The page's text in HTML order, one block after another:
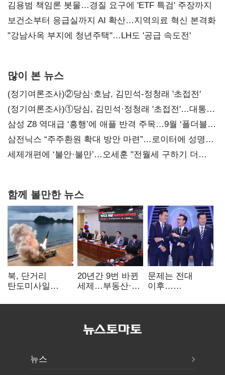
김용범 책임론 봇물…경질 요구에 'ETF 특검' 주장까지
보건소부터 응급실까지 AI 확산…지역의료 혁신 본격화
"강남사옥 부지에 청년주택"…LH도 '공급 속도전'
많이 본 뉴스
(정기여론조사)②당심·호남, 김민석-정청래 '초접전'
(정기여론조사)①당심, 김민석·정청래 '초접전'…대통령
지지도 '50% 아래로'(종합)
삼성 Z8 역대급 ‘흥행’에 애플 반격 주목…9월 ‘폴더블
대전’
삼전닉스 “주주환원 확대 방안 마련”…로이터에 성명
보내
세제개편에 ‘불안·불만’…오세훈 "전월세 구하기 더
함께 볼만한 뉴스
북, 단거리
탄도미사일
"즉각 중단 촉구"
20년간 9번 바뀐
세제…부동산·
건드렸다
문제는 전대
이후…
뒤집힐 땐
뉴스